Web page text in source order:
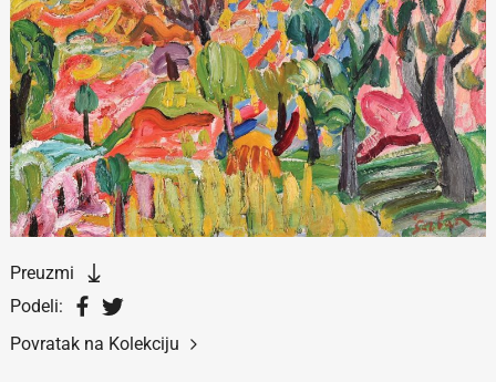
Preuzmi
Podeli:
Povratak na Kolekciju